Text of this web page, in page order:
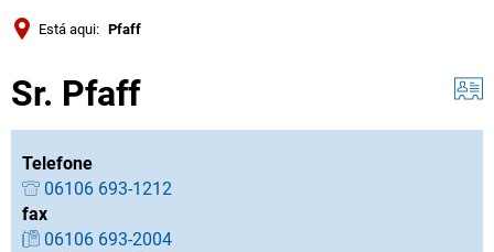
Está aqui: Pfaff
Sr. Pfaff
Telefone
06106 693-1212
fax
06106 693-2004